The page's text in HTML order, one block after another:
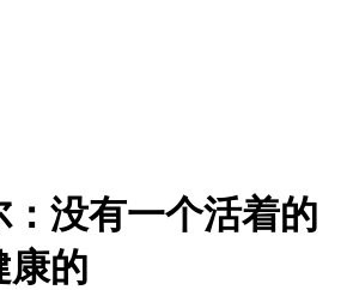
：没有一个活着的
康的